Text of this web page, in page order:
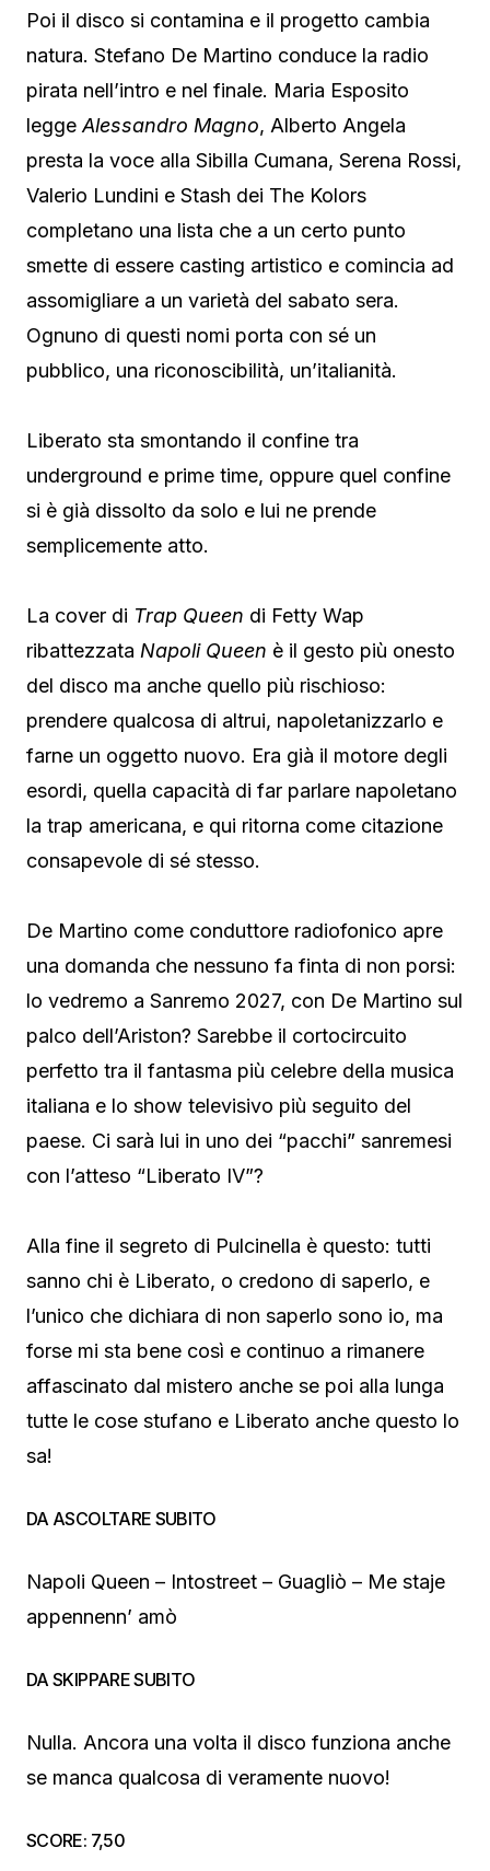
Poi il disco si contamina e il progetto cambia
natura. Stefano De Martino conduce la radio
pirata nell’intro e nel finale. Maria Esposito
legge Alessandro Magno, Alberto Angela
presta la voce alla Sibilla Cumana, Serena Rossi,
Valerio Lundini e Stash dei The Kolors
completano una lista che a un certo punto
smette di essere casting artistico e comincia ad
assomigliare a un varietà del sabato sera.
Ognuno di questi nomi porta con sé un
pubblico, una riconoscibilità, un’italianità.
Liberato sta smontando il confine tra
underground e prime time, oppure quel confine
si è già dissolto da solo e lui ne prende
semplicemente atto.
La cover di Trap Queen di Fetty Wap
ribattezzata Napoli Queen è il gesto più onesto
del disco ma anche quello più rischioso:
prendere qualcosa di altrui, napoletanizzarlo e
farne un oggetto nuovo. Era già il motore degli
esordi, quella capacità di far parlare napoletano
la trap americana, e qui ritorna come citazione
consapevole di sé stesso.
De Martino come conduttore radiofonico apre
una domanda che nessuno fa finta di non porsi:
lo vedremo a Sanremo 2027, con De Martino sul
palco dell’Ariston? Sarebbe il cortocircuito
perfetto tra il fantasma più celebre della musica
italiana e lo show televisivo più seguito del
paese. Ci sarà lui in uno dei “pacchi” sanremesi
con l’atteso “Liberato IV”?
Alla fine il segreto di Pulcinella è questo: tutti
sanno chi è Liberato, o credono di saperlo, e
l’unico che dichiara di non saperlo sono io, ma
forse mi sta bene così e continuo a rimanere
affascinato dal mistero anche se poi alla lunga
tutte le cose stufano e Liberato anche questo lo
sa!
DA ASCOLTARE SUBITO
Napoli Queen – Intostreet – Guagliò – Me staje
appennenn’ amò
DA SKIPPARE SUBITO
Nulla. Ancora una volta il disco funziona anche
se manca qualcosa di veramente nuovo!
SCORE: 7,50